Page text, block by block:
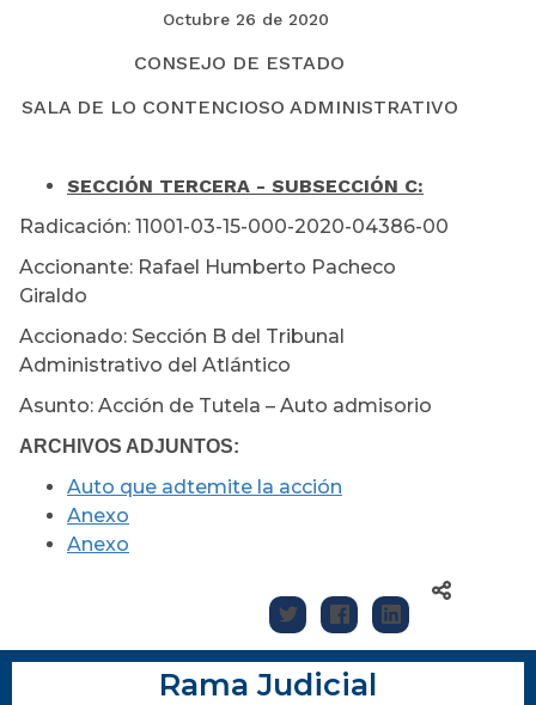
Octubre 26 de 2020
CONSEJO DE ESTADO
SALA DE LO CONTENCIOSO ADMINISTRATIVO
SECCIÓN TERCERA - SUBSECCIÓN C:
Radicación: 11001-03-15-000-2020-04386-00
Accionante: Rafael Humberto Pacheco
Giraldo
Accionado: Sección B del Tribunal
Administrativo del Atlántico
Asunto: Acción de Tutela – Auto admisorio
ARCHIVOS ADJUNTOS:
Auto que adtemite la acción
Anexo
Anexo
Rama Judicial